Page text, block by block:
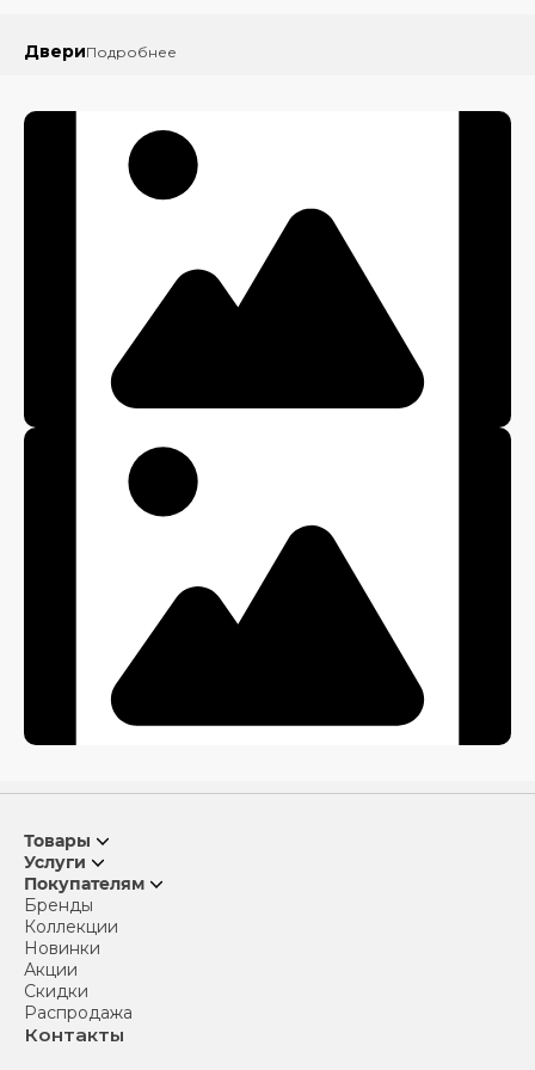
ДвериПодробнее
Входные
Межкомнатные
Товары
Услуги
Покупателям
Бренды
Коллекции
Новинки
Акции
Скидки
Распродажа
Контакты